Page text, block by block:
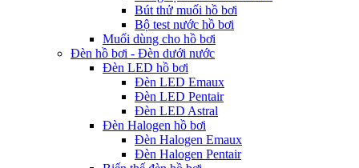
Bút thử muối hồ bơi
Bộ test nước hồ bơi
Muối dùng cho hồ bơi
Đèn hồ bơi - Đèn dưới nước
Đèn LED hồ bơi
Đèn LED Emaux
Đèn LED Pentair
Đèn LED Astral
Đèn Halogen hồ bơi
Đèn Halogen Emaux
Đèn Halogen Pentair